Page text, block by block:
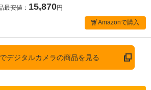
最安値： 15,870円
Amazonで購入
デジタルカメラの商品を見る